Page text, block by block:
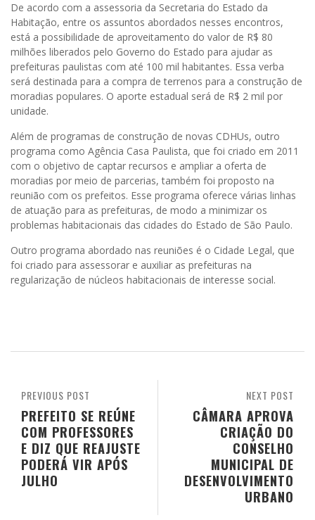
De acordo com a assessoria da Secretaria do Estado da
Habitação, entre os assuntos abordados nesses encontros,
está a possibilidade de aproveitamento do valor de R$ 80
milhões liberados pelo Governo do Estado para ajudar as
prefeituras paulistas com até 100 mil habitantes. Essa verba
será destinada para a compra de terrenos para a construção de
moradias populares. O aporte estadual será de R$ 2 mil por
unidade.
Além de programas de construção de novas CDHUs, outro
programa como Agência Casa Paulista, que foi criado em 2011
com o objetivo de captar recursos e ampliar a oferta de
moradias por meio de parcerias, também foi proposto na
reunião com os prefeitos. Esse programa oferece várias linhas
de atuação para as prefeituras, de modo a minimizar os
problemas habitacionais das cidades do Estado de São Paulo.
Outro programa abordado nas reuniões é o Cidade Legal, que
foi criado para assessorar e auxiliar as prefeituras na
regularização de núcleos habitacionais de interesse social.
NEXT POST
CÂMARA APROVA
CRIAÇÃO DO
CONSELHO
MUNICIPAL DE
DESENVOLVIMENTO
URBANO
PREVIOUS POST
PREFEITO SE REÚNE
COM PROFESSORES
E DIZ QUE REAJUSTE
PODERÁ VIR APÓS
JULHO